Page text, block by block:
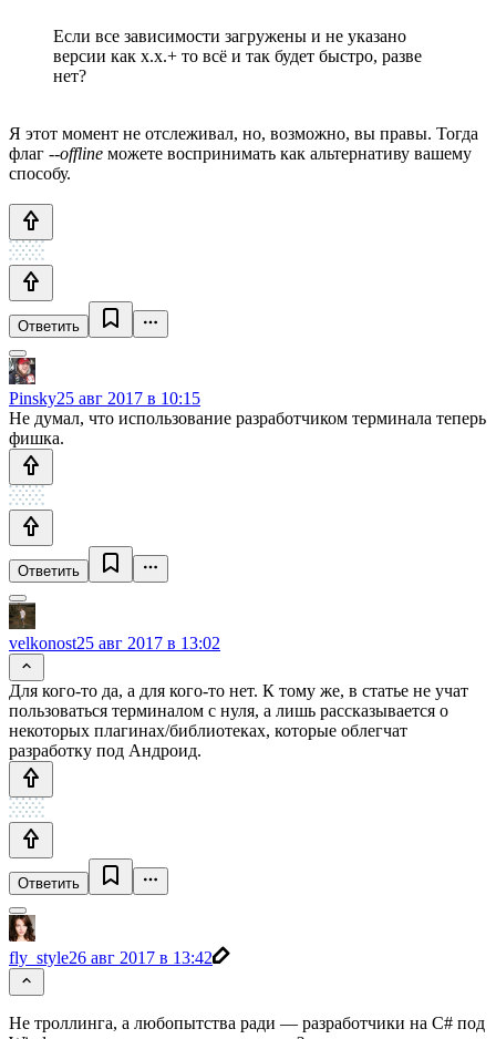
Если все зависимости загружены и не указано
версии как x.x.+ то всё и так будет быстро, разве
нет?
Я этот момент не отслеживал, но, возможно, вы правы. Тогда
флаг --offline можете воспринимать как альтернативу вашему
способу.
Ответить
Pinsky25 авг 2017 в 10:15
Не думал, что использование разработчиком терминала теперь
фишка.
Ответить
velkonost25 авг 2017 в 13:02
Для кого-то да, а для кого-то нет. К тому же, в статье не учат
пользоваться терминалом с нуля, а лишь рассказывается о
некоторых плагинах/библиотеках, которые облегчат
разработку под Андроид.
Ответить
fly_style26 авг 2017 в 13:42
Не троллинга, а любопытства ради — разработчики на C# под